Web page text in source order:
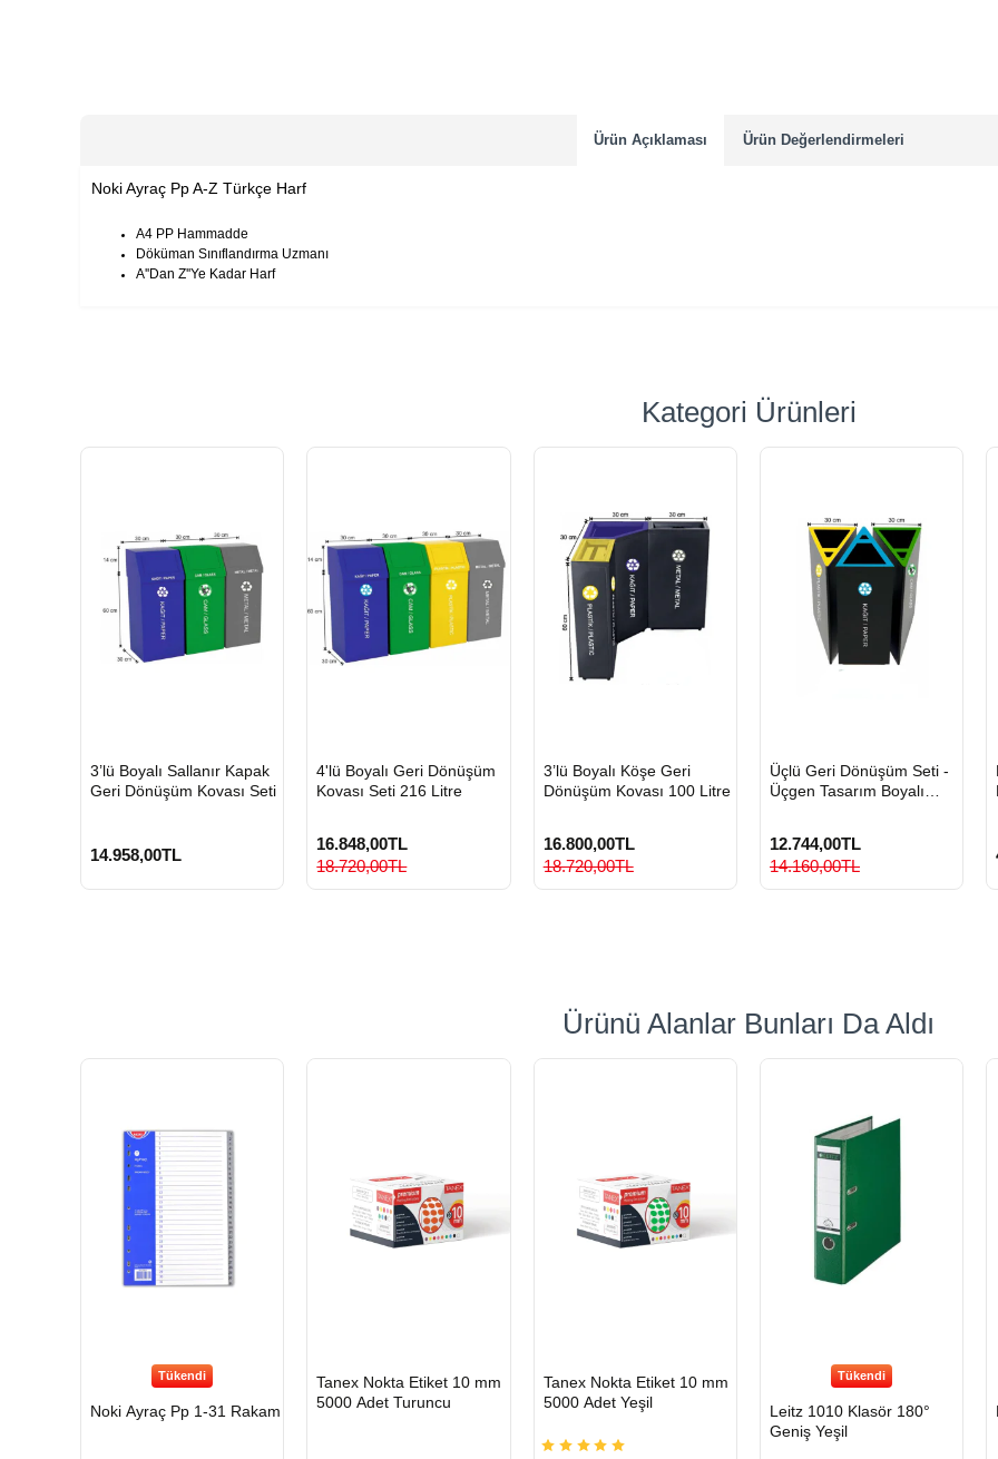
Ürün Açıklaması Ürün Değerlendirmeleri
Noki Ayraç Pp A-Z Türkçe Harf
A4 PP Hammadde
Döküman Sınıflandırma Uzmanı
A''Dan Z''Ye Kadar Harf
Kategori Ürünleri
GÖNDERİ
3’lü Boyalı Sallanır Kapak
Geri Dönüşüm Kovası Seti
14.958,00TL
GÖNDERİ
4'lü Boyalı Geri Dönüşüm
Kovası Seti 216 Litre
16.848,00TL
18.720,00TL
GÖNDERİ
3’lü Boyalı Köşe Geri
Dönüşüm Kovası 100 Litre
16.800,00TL
18.720,00TL
GÖNDERİ
Üçlü Geri Dönüşüm Seti -
Üçgen Tasarım Boyalı
12.744,00TL
14.160,00TL
Ürünü Alanlar Bunları Da Aldı
Tükendi
Noki Ayraç Pp 1-31 Rakam
GÖNDERİ
Tanex Nokta Etiket 10 mm
5000 Adet Turuncu
GÖNDERİ
Tanex Nokta Etiket 10 mm
5000 Adet Yeşil
Tükendi
Leitz 1010 Klasör 180°
Geniş Yeşil